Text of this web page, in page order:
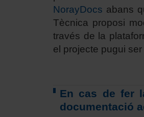
NorayDocs abans
Tècnica proposi
través de la
el projecte pugui
En cas de fer
documentació